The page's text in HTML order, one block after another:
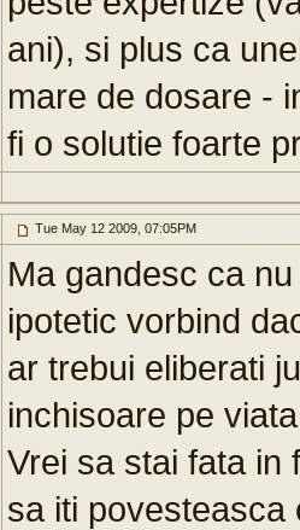
ani), si plus ca
mare de dosare -
fi o solutie foarte
Tue May 12 2009, 07:05PM
Ma gandesc ca
ipotetic vorbind
ar trebui eliberati
inchisoare pe
Vrei sa stai fata in
sa iti povesteasca